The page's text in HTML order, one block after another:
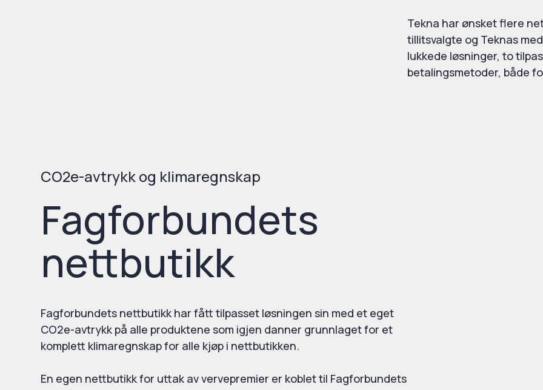
Tekna har ønsket flere
tillitsvalgte og Teknas
lukkede løsninger, to
betalingsmetoder, både
CO2e-avtrykk og klimaregnskap
Fagforbundets
nettbutikk
Fagforbundets nettbutikk har fått tilpasset løsningen sin med et eget
CO2e-avtrykk på alle produktene som igjen danner grunnlaget for et
komplett klimaregnskap for alle kjøp i nettbutikken.
En egen nettbutikk for uttak av vervepremier er koblet til Fagforbundets